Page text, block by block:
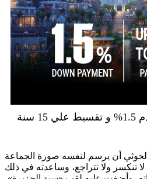
أن يرسم لنفسه صورة الجماعة
لا تنكسر ولا تتراجع، وساعدته في ذلك